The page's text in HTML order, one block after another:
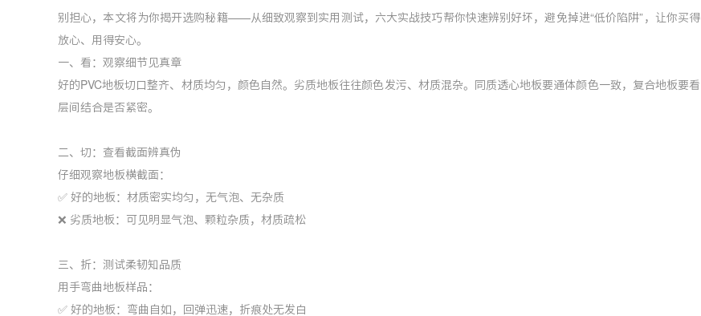
别担心，本文将为你揭开选购秘籍——从细致观察到实用测试，六大实战技巧帮你快速辨别好坏，避免掉进“低价陷阱”，让你买得
放心、用得安心。
一、看：观察细节见真章
好的PVC地板切口整齐、材质均匀，颜色自然。劣质地板往往颜色发污、材质混杂。同质透心地板要通体颜色一致，复合地板要看
层间结合是否紧密。
二、切：查看截面辨真伪
仔细观察地板横截面：
✅ 好的地板：材质密实均匀，无气泡、无杂质
❌ 劣质地板：可见明显气泡、颗粒杂质，材质疏松
三、折：测试柔韧知品质
用手弯曲地板样品：
✅ 好的地板：弯曲自如，回弹迅速，折痕处无发白